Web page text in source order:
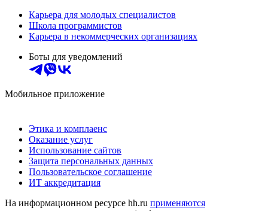
Карьера для молодых специалистов
Школа программистов
Карьера в некоммерческих организациях
Боты для уведомлений
Мобильное приложение
Этика и комплаенс
Оказание услуг
Использование сайтов
Защита персональных данных
Пользовательское соглашение
ИТ аккредитация
На информационном ресурсе hh.ru применяются